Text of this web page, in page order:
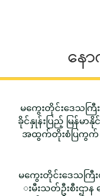
နေ
မကွေးတိုင်းဒေသကြီ
ခိုင်နှုန်းပြည့် မြန်မာနို
အထွက်တိုးစံပြကွက် အ
မကွေးတိုင်းဒေသကြီ
းမီးသတ်ဦးစီးဌာန